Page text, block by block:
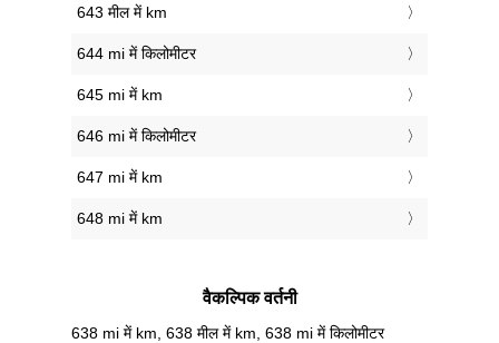
643 मील में km
644 mi में किलोमीटर
645 mi में km
646 mi में किलोमीटर
647 mi में km
648 mi में km
वैकल्पिक वर्तनी
638 mi में km, 638 मील में km, 638 mi में किलोमीटर